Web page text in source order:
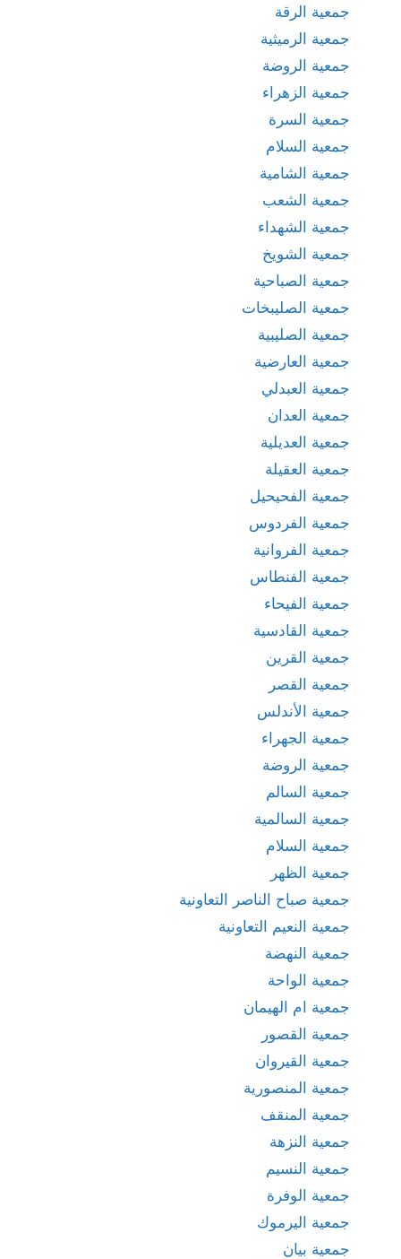
جمعية الرقة
جمعية الرميثية
جمعية الروضة
جمعية الزهراء
جمعية السرة
جمعية السلام
جمعية الشامية
جمعية الشعب
جمعية الشهداء
جمعية الشويخ
جمعية الصباحية
جمعية الصليبخات
جمعية الصليبية
جمعية العارضية
جمعية العبدلي
جمعية العدان
جمعية العديلية
جمعية العقيلة
جمعية الفحيحيل
جمعية الفردوس
جمعية الفروانية
جمعية الفنطاس
جمعية الفيحاء
جمعية القادسية
جمعية القرين
جمعية القصر
جمعية الأندلس
جمعية الجهراء
جمعية الروضة
جمعية السالم
جمعية السالمية
جمعية السلام
جمعية الظهر
جمعية صباح الناصر التعاونية
جمعية النعيم التعاونية
جمعية النهضة
جمعية الواحة
جمعية ام الهيمان
جمعية القصور
جمعية القيروان
جمعية المنصورية
جمعية المنقف
جمعية النزهة
جمعية النسيم
جمعية الوفرة
جمعية اليرموك
جمعية بيان